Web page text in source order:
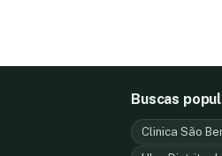
Buscas
Clinica São